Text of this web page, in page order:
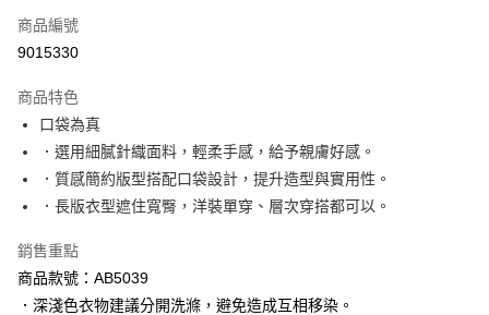
萊爾富取貨付款
付款後萊爾富取貨
每筆NT$60，滿NT$1,000(含以上)免運費
7-11取貨付款
每筆NT$60，滿NT$1,000(含以上)免運費
付款後7-11取貨
每筆NT$60，滿NT$1,000(含以上)免運費
商品編號
9015330
商品特色
口袋為真
．選用細膩針織面料，輕柔手感，給予親膚好感。
．質感簡約版型搭配口袋設計，提升造型與實用性。
．長版衣型遮住寬臀，洋裝單穿、層次穿搭都可以。
銷售重點
商品款號：AB5039
．深淺色衣物建議分開洗滌，避免造成互相移染。